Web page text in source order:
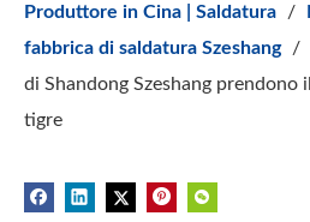
Produttore in Cina | Saldatura
/
fabbrica di saldatura Szeshang
/
di Shandong Szeshang prendono
tigre